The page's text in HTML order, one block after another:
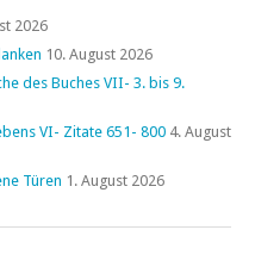
2026
10. August 2026
des Buches VII- 3. bis 9.
VI- Zitate 651- 800 4. August
Türen 1. August 2026